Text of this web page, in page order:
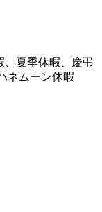
夏季休暇、慶弔
ネムーン休暇